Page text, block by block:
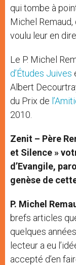
qui tombe à
Michel
voulu leur en
Le P. Michel
d’Études Juives
Albert
du Prix de
2010.
Zenit – Père
et Silence »
d’Evangile,
genèse de
P. Michel
brefs articles
quelques
lecteur a eu
accepté d’en